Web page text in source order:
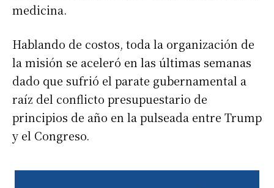
medicina.
Hablando de costos, toda la organización de
la misión se aceleró en las últimas semanas
dado que sufrió el parate gubernamental a
raíz del conflicto presupuestario de
principios de año en la pulseada entre Trump
y el Congreso.